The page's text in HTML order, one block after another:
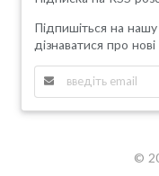
Підпишіться на
дізнаватися про нові
©